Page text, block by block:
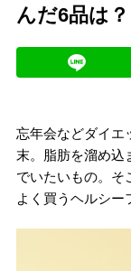
んだ6品は？
忘年会などダイエ
末。脂肪を溜め込
でいたいもの。そ
よく買うヘルシー